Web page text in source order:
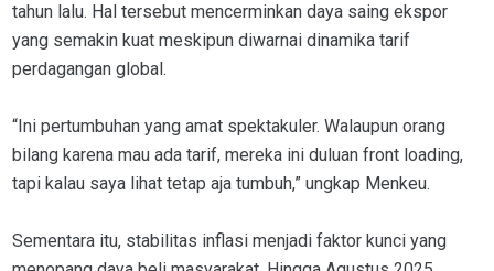
tahun lalu. Hal tersebut mencerminkan daya saing ekspor
yang semakin kuat meskipun diwarnai dinamika tarif
perdagangan global.
“Ini pertumbuhan yang amat spektakuler. Walaupun orang
bilang karena mau ada tarif, mereka ini duluan front loading,
tapi kalau saya lihat tetap aja tumbuh,” ungkap Menkeu.
Sementara itu, stabilitas inflasi menjadi faktor kunci yang